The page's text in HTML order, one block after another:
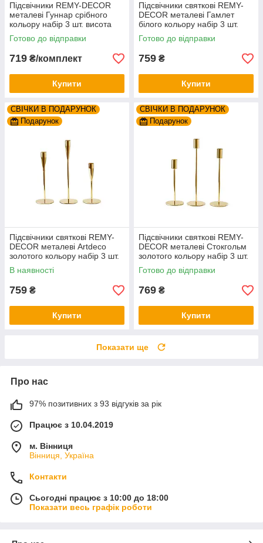
Підсвічники REMY-DECOR
металеві Гуннар срібного
кольору набір 3 шт. висота
18см 23см 28см
Готово до відправки
719 ₴/комплект
Купити
Підсвічники святкові REMY-
DEСOR металеві Гамлет
білого кольору набір 3 шт.
висота 23см 28см 33см
Готово до відправки
759 ₴
Купити
СВІЧКИ В ПОДАРУНОК
Подарунок
Підсвічники святкові REMY-
DEСOR металеві Artdeco
золотого кольору набір 3 шт.
висота 25см 30см 35см
В наявності
759 ₴
Купити
СВІЧКИ В ПОДАРУНОК
Подарунок
Підсвічники святкові REMY-
DEСOR металеві Стокгольм
золотого кольору набір 3 шт.
висота 19см 24см 29см
Готово до відправки
769 ₴
Купити
Показати ще
Про нас
97% позитивних з 93 відгуків за рік
Працює з 10.04.2019
м. Вінниця
Вінниця, Україна
Контакти
Сьогодні працює з 10:00 до 18:00
Показати весь графік роботи